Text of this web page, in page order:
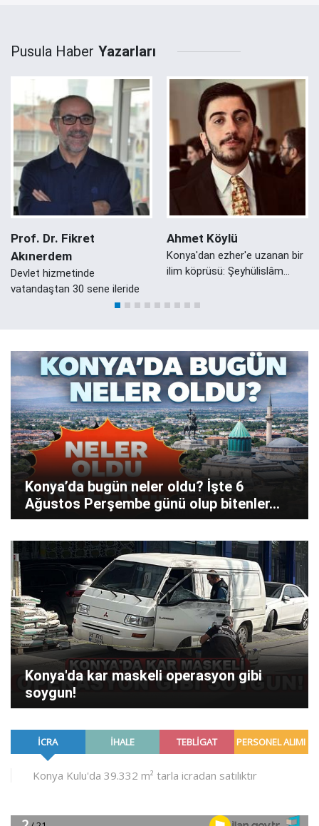
Pusula Haber Yazarları
Prof. Dr. Fikret
Akınerdem
Devlet hizmetinde
vatandaştan 30 sene ileride
Ahmet Köylü
Konya'dan ezher'e uzanan bir
ilim köprüsü: Şeyhülislâm
Konyalı Damadı Ali Zeki Efendi
Konya’da bugün neler oldu? İşte 6
Ağustos Perşembe günü olup bitenler…
Konya'da kar maskeli operasyon gibi
soygun!